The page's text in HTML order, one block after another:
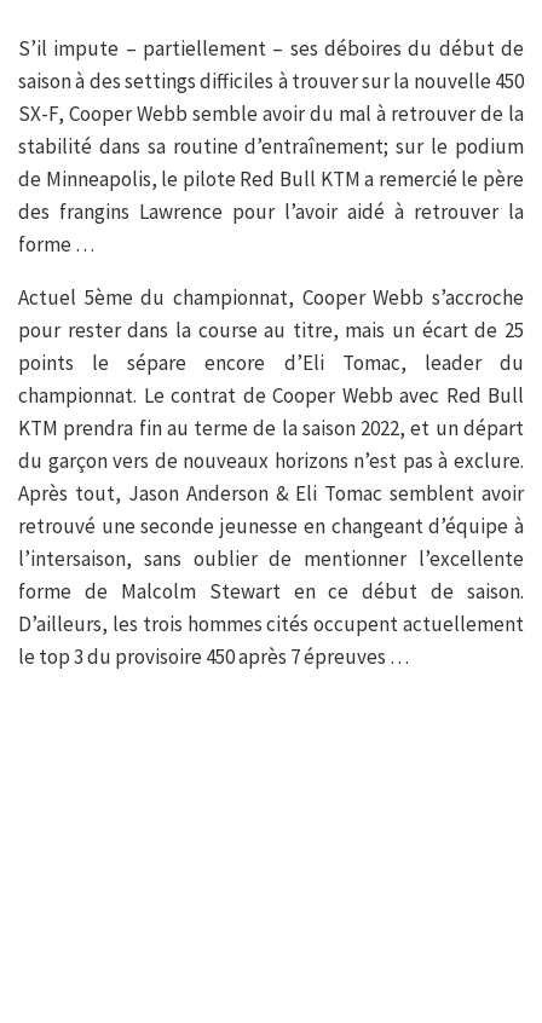
S’il impute – partiellement – ses déboires du début de
saison à des settings difficiles à trouver sur la nouvelle 450
SX-F, Cooper Webb semble avoir du mal à retrouver de la
stabilité dans sa routine d’entraînement; sur le podium
de Minneapolis, le pilote Red Bull KTM a remercié le père
des frangins Lawrence pour l’avoir aidé à retrouver la
forme …
Actuel 5ème du championnat, Cooper Webb s’accroche
pour rester dans la course au titre, mais un écart de 25
points le sépare encore d’Eli Tomac, leader du
championnat. Le contrat de Cooper Webb avec Red Bull
KTM prendra fin au terme de la saison 2022, et un départ
du garçon vers de nouveaux horizons n’est pas à exclure.
Après tout, Jason Anderson & Eli Tomac semblent avoir
retrouvé une seconde jeunesse en changeant d’équipe à
l’intersaison, sans oublier de mentionner l’excellente
forme de Malcolm Stewart en ce début de saison.
D’ailleurs, les trois hommes cités occupent actuellement
le top 3 du provisoire 450 après 7 épreuves …